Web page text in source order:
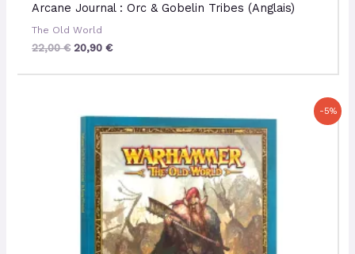
Arcane Journal : Orc & Gobelin Tribes (Anglais)
The Old World
22,00€ 20,90 €
-5%
initial
était :
22,00 €.
prix
actuel
est :
20,90 €.